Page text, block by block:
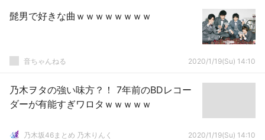
髭男で好きな曲ｗｗｗｗｗｗｗｗ
音ちゃんねる 2020/1/19(Su) 14:10
乃木ヲタの強い味方？！ 7年前のBDレコー
ダーが有能すぎワロタｗｗｗｗｗ
乃木坂46まとめ 乃木りんく 2020/1/19(Su) 14:10